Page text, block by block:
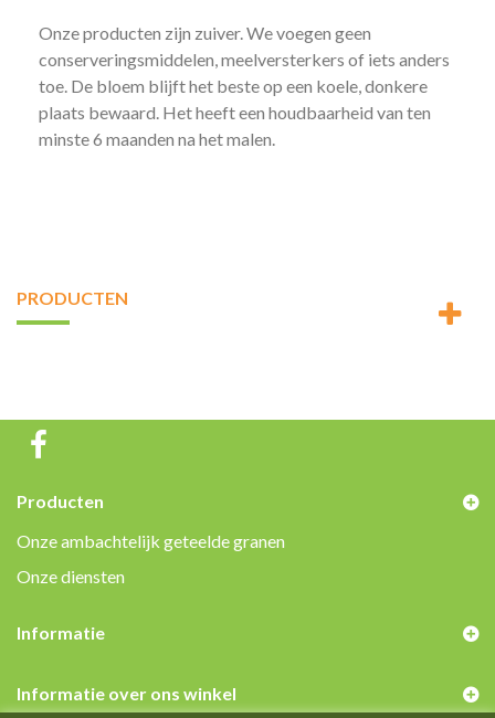
Onze producten zijn zuiver. We voegen geen
conserveringsmiddelen, meelversterkers of iets anders
toe. De bloem blijft het beste op een koele, donkere
plaats bewaard. Het heeft een houdbaarheid van ten
minste 6 maanden na het malen.
PRODUCTEN
Producten
Onze ambachtelijk geteelde granen
Onze diensten
Informatie
Informatie over ons winkel